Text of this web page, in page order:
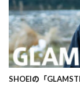
SHOEIの「